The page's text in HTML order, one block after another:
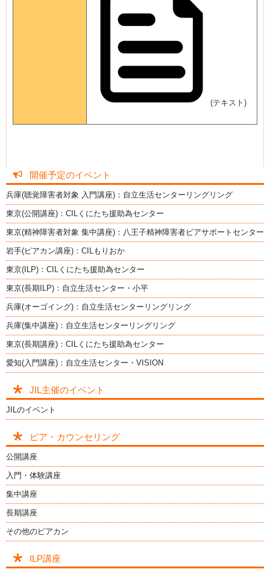
(テキスト)
開催予定のイベント
兵庫(聴覚障害者対象 入門講座)：自立生活センターリングリング
東京(公開講座)：CILくにたち援助為センター
東京(精神障害者対象 集中講座)：八王子精神障害者ピアサポートセンター
岩手(ピアカン講座)：CILもりおか
東京(ILP)：CILくにたち援助為センター
東京(長期ILP)：自立生活センター・小平
兵庫(オーゴイング)：自立生活センターリングリング
兵庫(集中講座)：自立生活センターリングリング
東京(長期講座)：CILくにたち援助為センター
愛知(入門講座)：自立生活センター・VISION
JIL主催のイベント
JILのイベント
ピア・カウンセリング
公開講座
入門・体験講座
集中講座
長期講座
その他のピアカン
ILP講座